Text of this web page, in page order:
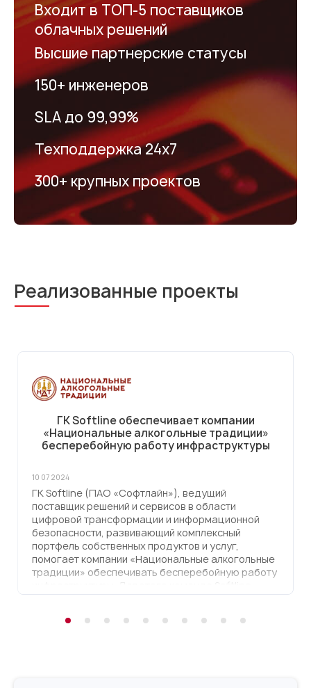
Входит в ТОП-5 поставщиков
облачных решений
Высшие партнерские статусы
150+ инженеров
SLA до 99,99%
Техподдержка 24х7
300+ крупных проектов
Реализованные проекты
ГК Softline обеспечивает компании
«Национальные алкогольные традиции»
бесперебойную работу инфраструктуры
10 07 2024
ГК Softline (ПАО «Софтлайн»), ведущий
поставщик решений и сервисов в области
цифровой трансформации и информационной
безопасности, развивающий комплексный
портфель собственных продуктов и услуг,
помогает компании «Национальные алкогольные
традиции» обеспечивать бесперебойную работу
предоставила клиенту серверное оборудование
Dedicated. Это позволило компании получить